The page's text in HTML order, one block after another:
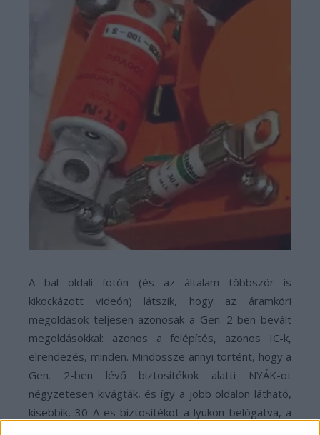
A bal oldali fotón (és az általam többször is
kikockázott videón) látszik, hogy az áramköri
megoldások teljesen azonosak a Gen. 2-ben bevált
megoldásokkal: azonos a felépítés, azonos IC-k,
elrendezés, minden. Mindössze annyi történt, hogy a
Gen. 2-ben lévő biztosítékok alatti NYÁK-ot
négyzetesen kivágták, és így a jobb oldalon látható,
kisebbik, 30 A-es biztosítékot a lyukon belógatva, a